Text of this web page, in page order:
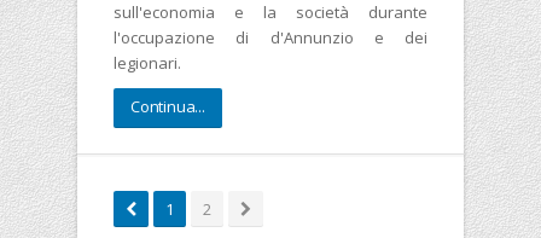
sull'economia e la società durante
l'occupazione di d'Annunzio e dei
legionari.
Continua...
1 2